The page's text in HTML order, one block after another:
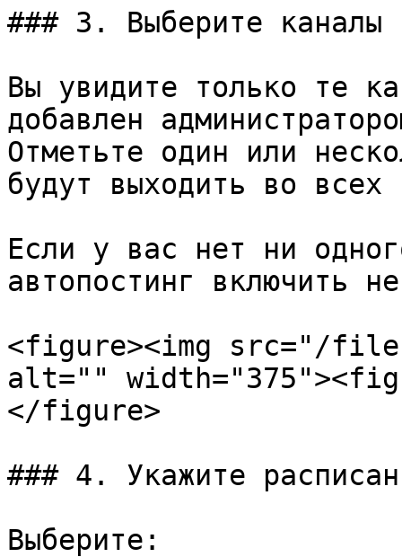
### 3. Выберите каналы
Вы увидите только те
добавлен
Отметьте один или
будут выходить во всех
Если у вас нет ни
автопостинг включить
<figure><img src="/files/
alt=""
</figure>
### 4. Укажите
Выберите: